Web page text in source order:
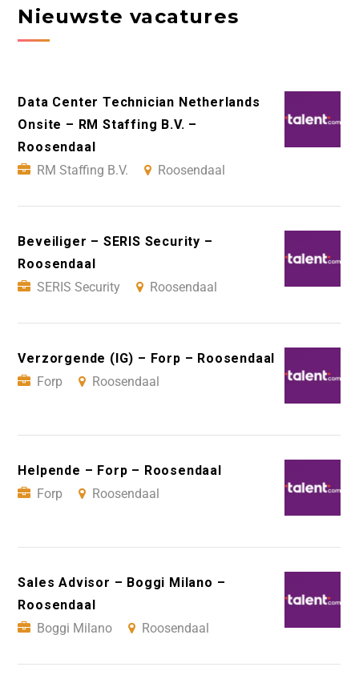
Nieuwste vacatures
Data Center Technician Netherlands
Onsite – RM Staffing B.V. –
Roosendaal
RM Staffing B.V.
Roosendaal
Beveiliger – SERIS Security –
Roosendaal
SERIS Security
Roosendaal
Verzorgende (IG) – Forp – Roosendaal
Forp
Roosendaal
Helpende – Forp – Roosendaal
Forp
Roosendaal
Sales Advisor – Boggi Milano –
Roosendaal
Boggi Milano
Roosendaal